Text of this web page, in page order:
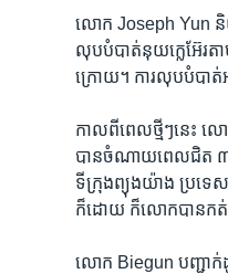
លោក Joseph Yun និ
លុប​បំបាត់​នុយក្លេអ៊ែរ​ត
ក្រោយ។ ការ​លុប​បំបាត់​អ
កាល​ពី​ពេល​ថ្មីៗ​នេះ ល
បាន​ចំណាយ​ពេល​ជិត ៣
ទីក្រុង​ព្យុងយ៉ាង ប្រទេស​
ក៏​ដោយ ក៏​លោក​បាន​កត់​ស
លោក Biegun បញ្ជាក់​ដូ